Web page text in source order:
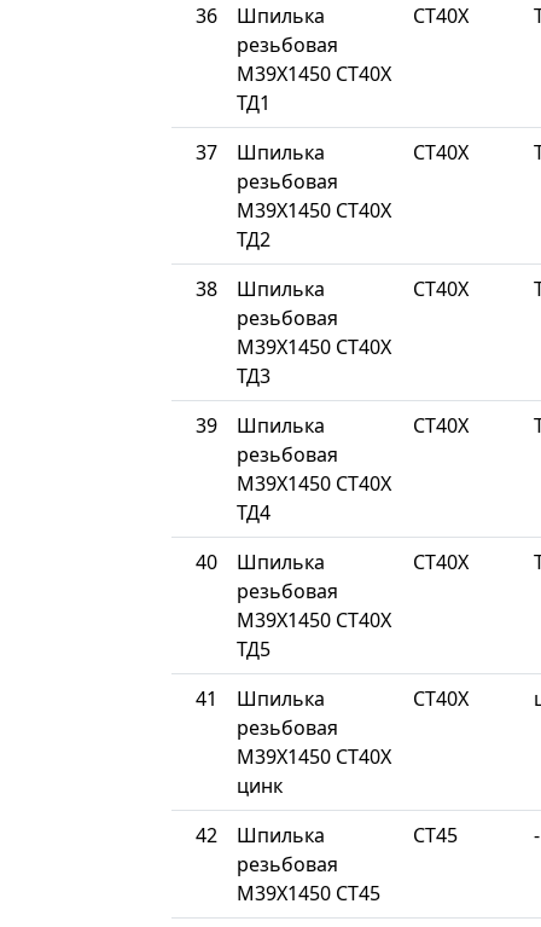
36
Шпилька
резьбовая
М39Х1450 СТ40Х
ТД1
СТ40Х
37
Шпилька
резьбовая
М39Х1450 СТ40Х
ТД2
СТ40Х
38
Шпилька
резьбовая
М39Х1450 СТ40Х
ТД3
СТ40Х
39
Шпилька
резьбовая
М39Х1450 СТ40Х
ТД4
СТ40Х
40
Шпилька
резьбовая
М39Х1450 СТ40Х
ТД5
СТ40Х
41
Шпилька
резьбовая
М39Х1450 СТ40Х
цинк
СТ40Х
42
Шпилька
резьбовая
М39Х1450 СТ45
СТ45 -